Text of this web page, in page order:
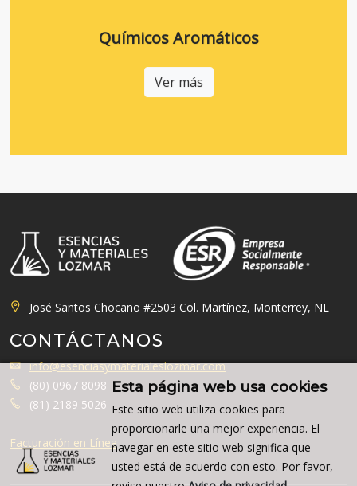
Esta página web usa cookies
Este sitio web utiliza cookies para
proporcionarle una mejor experiencia. El
navegar en este sitio web significa que
usted está de acuerdo con esto. Por favor,
Químicos Aromáticos
Ver más
José Santos Chocano #2503 Col. Martínez, Monterrey, NL
CONTÁCTANOS
info@esenciasymaterialeslozmar.com
(80) 0967 8098
(81) 2189 5026
Facturación en Línea